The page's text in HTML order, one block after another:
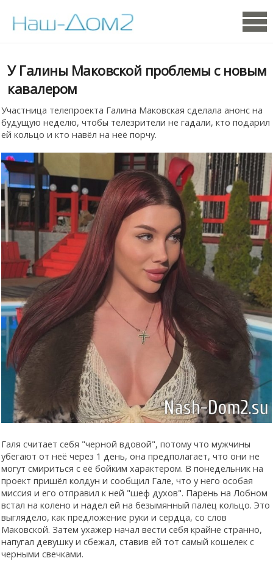
У Галины Маковской проблемы с новым
кавалером
Участница телепроекта Галина Маковская сделала анонс на
будущую неделю, чтобы телезрители не гадали, кто подарил
ей кольцо и кто навёл на неё порчу.
Галя считает себя "черной вдовой", потому что мужчины
убегают от неё через 1 день, она предполагает, что они не
могут смириться с её бойким характером. В понедельник на
проект пришёл колдун и сообщил Гале, что у него особая
миссия и его отправил к ней "шеф духов". Парень на Лобном
встал на колено и надел ей на безымянный палец кольцо. Это
выглядело, как предложение руки и сердца, со слов
Маковской. Затем ухажер начал вести себя крайне странно,
напугал девушку и сбежал, ставив ей тот самый кошелек с
черными свечками.